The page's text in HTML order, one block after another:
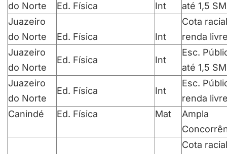
do Norte
Ed. Física Int
até 1,5 SM
Juazeiro
do Norte
Ed. Física Int
Cota racial
renda
Juazeiro
do Norte
Ed. Física Int
Esc.
até 1,5 SM
Juazeiro
do Norte
Ed. Física Int
Esc.
renda
Canindé
Ed. Física Mat
Ampla
Cota racial